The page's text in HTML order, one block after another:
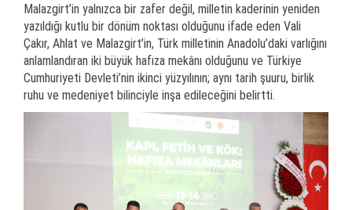
Malazgirt’in yalnızca bir zafer değil, milletin kaderinin yeniden
yazıldığı kutlu bir dönüm noktası olduğunu ifade eden Vali
Çakır, Ahlat ve Malazgirt’in, Türk milletinin Anadolu’daki varlığını
anlamlandıran iki büyük hafıza mekânı olduğunu ve Türkiye
Cumhuriyeti Devleti’nin ikinci yüzyılının; aynı tarih şuuru, birlik
ruhu ve medeniyet bilinciyle inşa edileceğini belirtti.